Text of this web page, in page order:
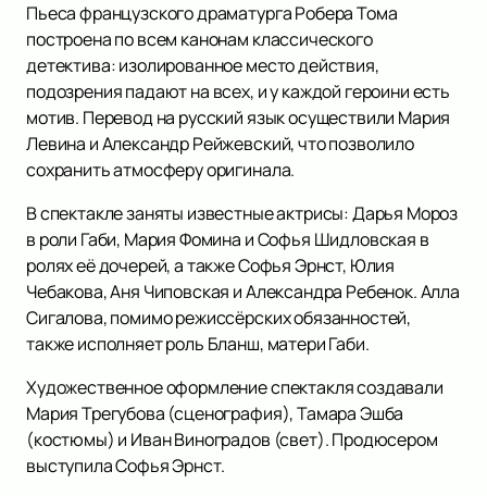
Пьеса французского драматурга Робера Тома
построена по всем канонам классического
детектива: изолированное место действия,
подозрения падают на всех, и у каждой героини есть
мотив. Перевод на русский язык осуществили Мария
Левина и Александр Рейжевский, что позволило
сохранить атмосферу оригинала.
В спектакле заняты известные актрисы: Дарья Мороз
в роли Габи, Мария Фомина и Софья Шидловская в
ролях её дочерей, а также Софья Эрнст, Юлия
Чебакова, Аня Чиповская и Александра Ребенок. Алла
Сигалова, помимо режиссёрских обязанностей,
также исполняет роль Бланш, матери Габи.
Художественное оформление спектакля создавали
Мария Трегубова (сценография), Тамара Эшба
(костюмы) и Иван Виноградов (свет). Продюсером
выступила Софья Эрнст.